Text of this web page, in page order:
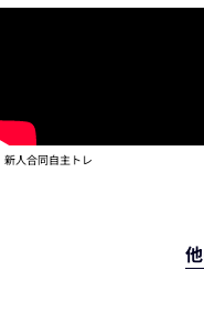
新人合同自主トレ